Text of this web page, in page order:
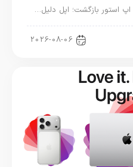
استور بازگشت؛ اپل دلیل…
2026-08-06